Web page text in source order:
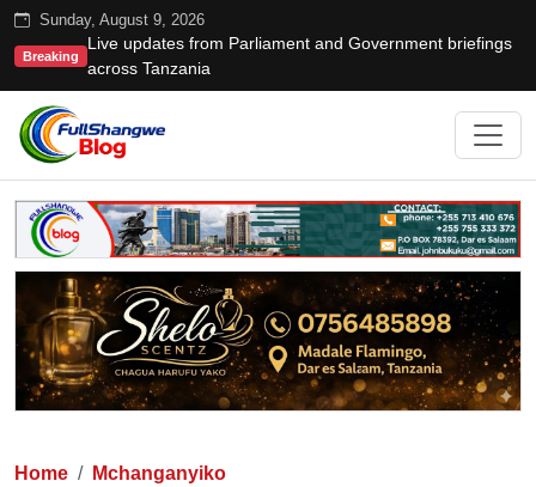
Sunday, August 9, 2026
Breaking
Live updates from Parliament and Government briefings
across Tanzania
Home Mchanganyiko